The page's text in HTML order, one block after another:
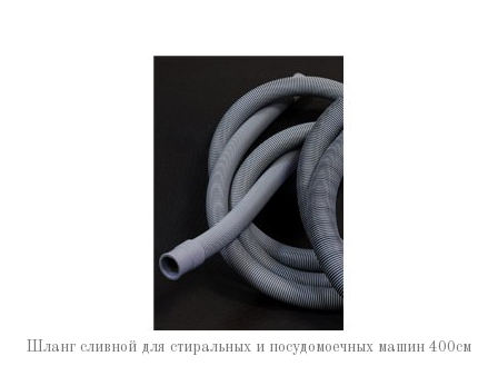
Шланг сливной для стиральных и посудомоечных машин 400см